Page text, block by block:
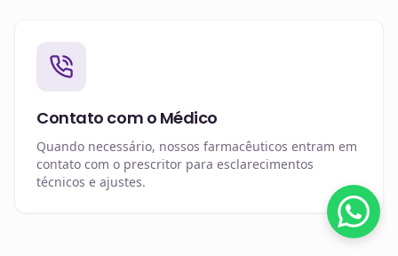
Contato com o Médico
Quando necessário, nossos farmacêuticos entram em
contato com o prescritor para esclarecimentos
técnicos e ajustes.